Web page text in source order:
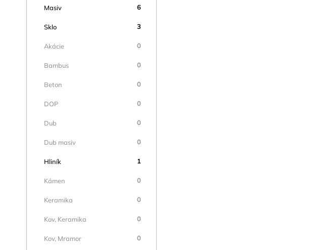
Masiv 6
Sklo 3
Akácie 0
Bambus 0
Beton 0
DOP 0
Dub 0
Dub masiv 0
Hliník 1
Kámen 0
Keramika 0
Kov, Keramika 0
Kov, Mramor 0